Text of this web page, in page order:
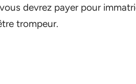
devrez payer pour
trompeur.